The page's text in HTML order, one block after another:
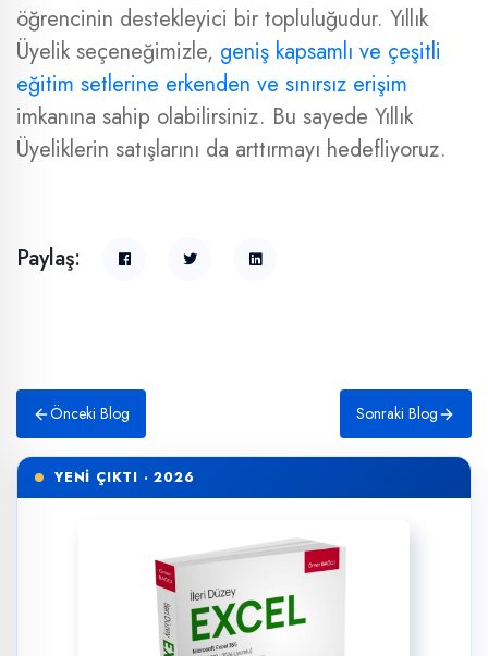
öğrencinin destekleyici bir topluluğudur. Yıllık
Üyelik seçeneğimizle, geniş kapsamlı ve çeşitli
eğitim setlerine erkenden ve sınırsız erişim
imkanına sahip olabilirsiniz. Bu sayede Yıllık
Üyeliklerin satışlarını da arttırmayı hedefliyoruz.
Paylaş:
Önceki Blog Sonraki Blog
YENİ ÇIKTI · 2026